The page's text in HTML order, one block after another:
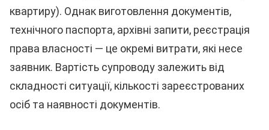
квартиру). Однак виготовлення документів,
технічного паспорта, архівні запити, реєстрація
права власності — це окремі витрати, які несе
заявник. Вартість супроводу залежить від
складності ситуації, кількості зареєстрованих
осіб та наявності документів.